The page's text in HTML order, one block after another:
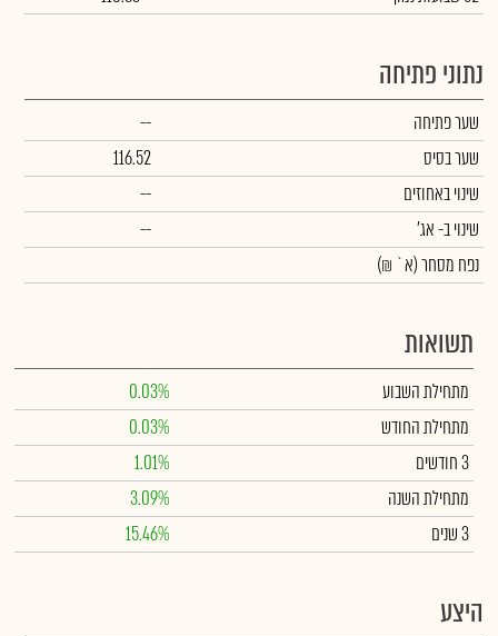
נתוני פתיחה
שער פתיחה
--
שער בסיס
116.52
שינוי באחוזים
--
שינויב- אג'
--
נפח מסחר(א` ₪)
תשואות
מתחילת השבוע
0.03%
מתחילת החודש
0.03%
3 חודשים
1.01%
מתחילת השנה
3.09%
3 שנים
15.46%
היצע